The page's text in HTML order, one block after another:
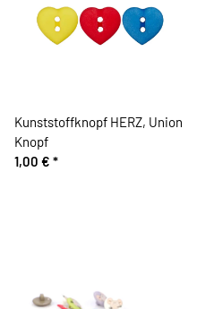
Kunststoffknopf HERZ, Union
Knopf
1,00 € *